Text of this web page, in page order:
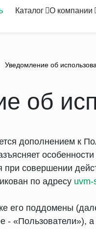
Каталог О компании
Уведомление об
об
дополнением к
при совершении
по адресу uvm-
его поддомены
-